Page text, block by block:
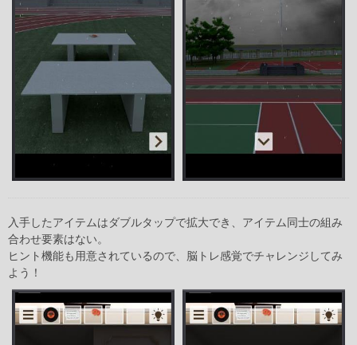
入手したアイテムはダブルタップで拡大でき、アイテム同士の組み
合わせ要素はない。
ヒント機能も用意されているので、脳トレ感覚でチャレンジしてみ
よう！